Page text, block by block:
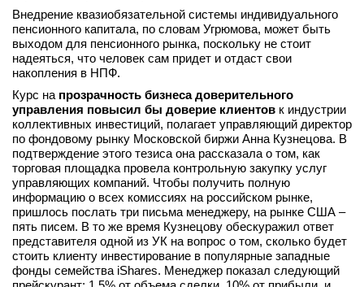
Внедрение квазиобязательной системы индивидуального
пенсионного капитала, по словам Угрюмова, может быть
выходом для пенсионного рынка, поскольку не стоит
надеяться, что человек сам придет и отдаст свои
накопления в НПФ.
Курс на прозрачность бизнеса доверительного
управления повысил бы доверие клиентов к индустрии
коллективных инвестиций, полагает управляющий директор
по фондовому рынку Московской биржи Анна Кузнецова. В
подтверждение этого тезиса она рассказала о том, как
торговая площадка провела контрольную закупку услуг
управляющих компаний. Чтобы получить полную
информацию о всех комиссиях на российском рынке,
пришлось послать три письма менеджеру, на рынке США –
пять писем. В то же время Кузнецову обескуражил ответ
представителя одной из УК на вопрос о том, сколько будет
стоить клиенту инвестирование в популярные западные
фонды семейства iShares. Менеджер показал следующий